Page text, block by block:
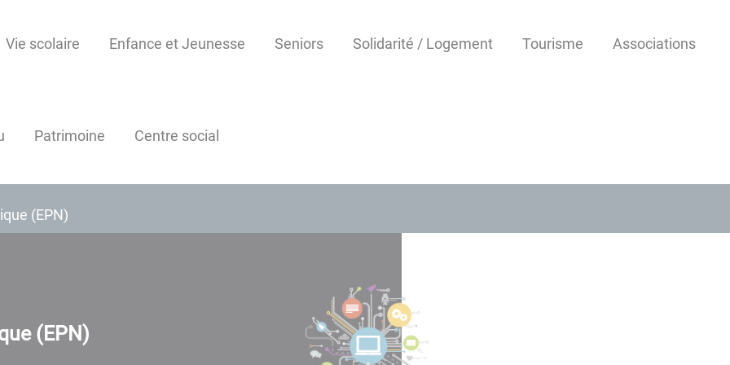
Vie scolaire Enfance et Jeunesse Seniors Solidarité / Logement Tourisme Associations
Patrimoine Centre social
(EPN)
(EPN)